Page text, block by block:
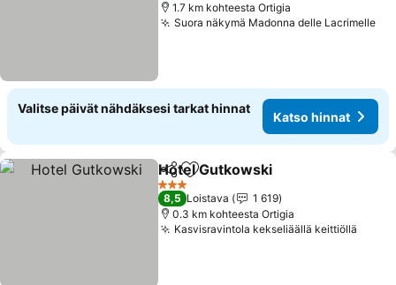
1.7 km kohteesta Ortigia
Suora näkymä Madonna delle Lacrimelle
Valitse päivät nähdäksesi tarkat hinnat
Katso hinnat
Jaa Lisää suosikkeihin
Hotel Gutkowski
3 Tähtiluokitus
8,5 Loistava
1 619
0.3 km kohteesta Ortigia
Kasvisravintola kekseliäällä keittiöllä